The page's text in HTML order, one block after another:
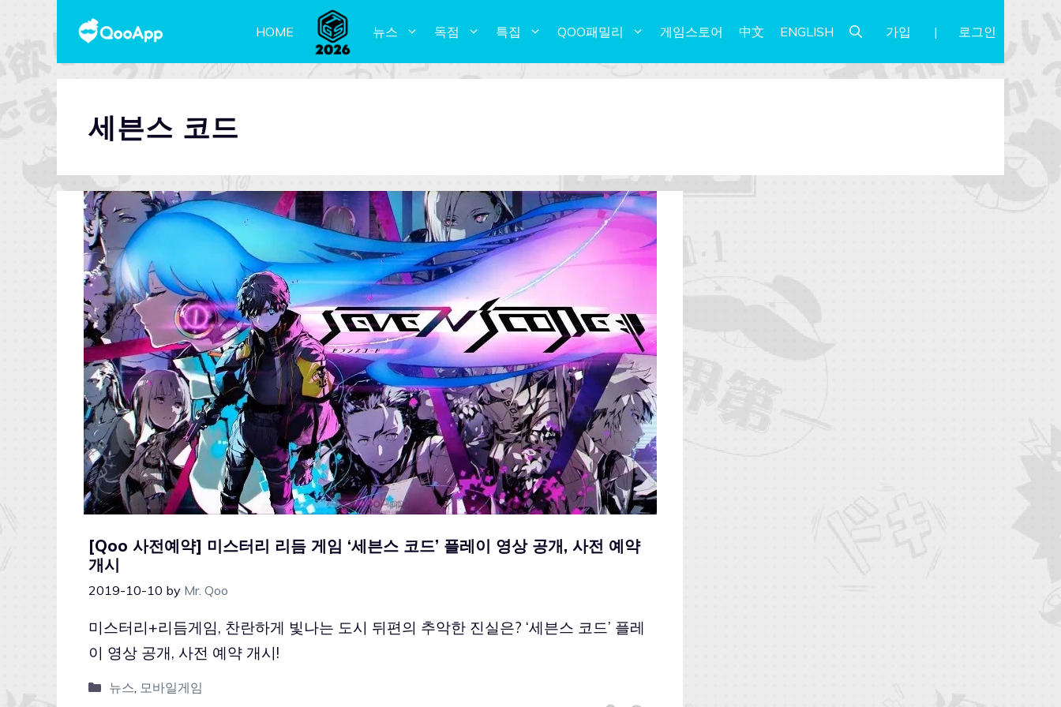
HOME 뉴스 독점 특집 QOO패밀리 게임스토어 中文 ENGLISH 가입 로그인
세븐스 코드
[Qoo 사전예약] 미스터리 리듬 게임 ‘세븐스 코드’ 플레이 영상 공개, 사전 예약
개시
2019-10-10 by Mr. Qoo
미스터리+리듬게임, 찬란하게 빛나는 도시 뒤편의 추악한 진실은? ‘세븐스 코드’ 플레
이 영상 공개, 사전 예약 개시!
뉴스, 모바일게임